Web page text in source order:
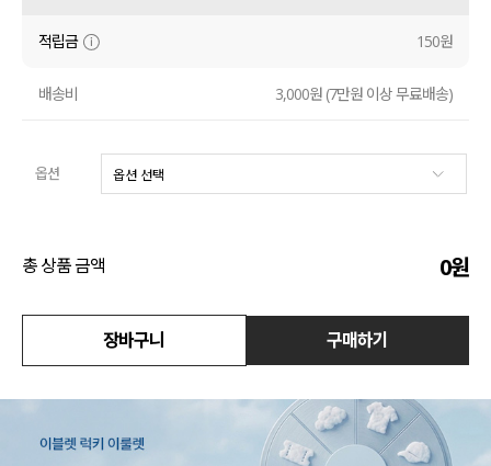
아우터
코디템
적립금 150원
배송비 3,000원 (7만원 이상 무료배송)
옵션
총 상품 금액 0원
장바구니 구매하기